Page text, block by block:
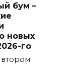
бум –
новых
го